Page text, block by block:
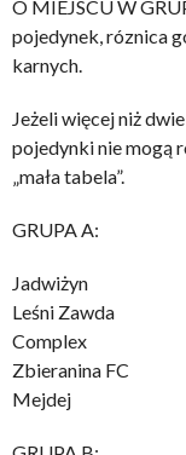
O MIEJSCU W
pojedynek, róznica
karnych.
Jeżeli więcej niż
pojedynki nie mogą
„mała tabela”.
GRUPA A:
Jadwiżyn
Leśni Zawda
Complex
Zbieranina FC
Mejdej